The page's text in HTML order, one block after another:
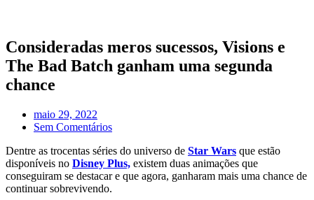
Consideradas meros sucessos, Visions e
The Bad Batch ganham uma segunda
chance
maio 29, 2022
Sem Comentários
Dentre as trocentas séries do universo de Star Wars que estão
disponíveis no Disney Plus, existem duas animações que
conseguiram se destacar e que agora, ganharam mais uma chance de
continuar sobrevivendo.